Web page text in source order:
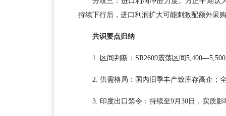
持续下行后，进口利润扩大可能刺激配额外采
共识要点归纳
1. 区间判断：SR2609震荡区间
2. 供需格局：国内旧季丰产致库存高企；
3. 印度出口禁令：持续至9月30日，实质